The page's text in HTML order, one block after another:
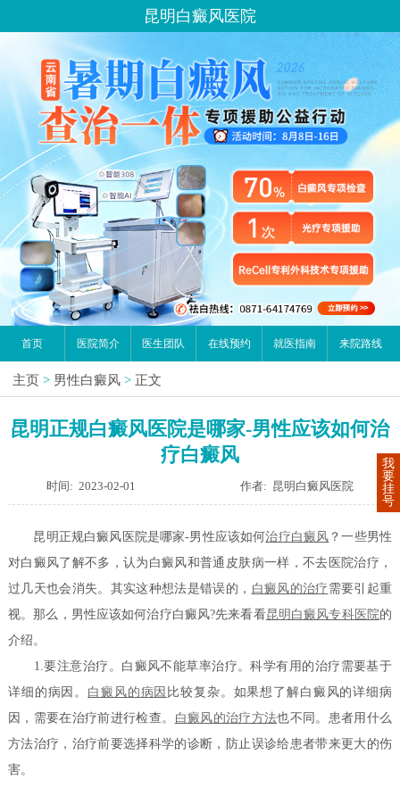
昆明白癜风医院
首页 医院简介 医生团队 在线预约 就医指南 来院路线
主页 > 男性白癜风 > 正文
昆明正规白癜风医院是哪家-男性应该如何治
疗白癜风
时间: 2023-02-01 作者: 昆明白癜风医院
昆明正规白癜风医院是哪家-男性应该如何治疗白癜风 ？一些男性
对白癜风了解不多，认为白癜风和普通皮肤病一样，不去医院治疗，
过几天也会消失。其实这种想法是错误的， 白癜风的治疗 需要引起重
视。那么，男性应该如何治疗白癜风?先来看看昆明白癜风专科医院的
介绍。
1.要注意治疗。白癜风不能草率治疗。科学有用的治疗需要基于
详细的病因。 白癜风的病因 比较复杂。如果想了解白癜风的详细病
因，需要在治疗前进行检查。 白癜风的治疗方法也不同。患者用什么
方法治疗，治疗前要选择科学的诊断，防止误诊给患者带来更大的伤
害。
我
要
挂
号